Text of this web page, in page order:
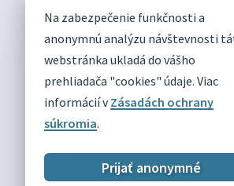
Na zabezpečenie funkčnosti a
anonymnú analýzu návštevnosti
webstránka ukladá do vášho
prehliadača "cookies" údaje. Viac
informácií vZásadách ochrany
súkromia.
Prijať anonymné
OFICIÁLNE STRÁNKY
Technický prevádzkovateľ:
Alphabet
Správca obsahu:Obec Divín
Posledná aktualizácia:03.08.2026
Mapa
Vyhlásenie o
Zásady ochrany osobných údajov